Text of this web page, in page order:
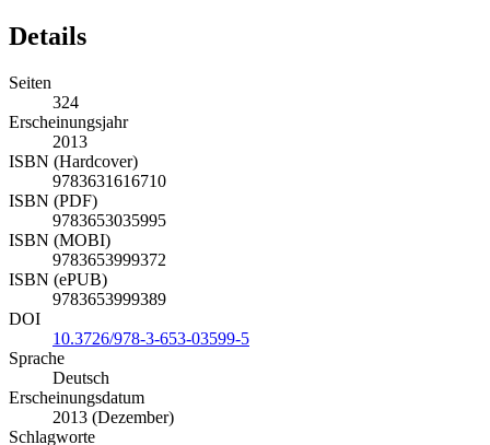
Details
Seiten
324
Erscheinungsjahr
2013
ISBN (Hardcover)
9783631616710
ISBN (PDF)
9783653035995
ISBN (MOBI)
9783653999372
ISBN (ePUB)
9783653999389
DOI
10.3726/978-3-653-03599-5
Sprache
Deutsch
Erscheinungsdatum
2013 (Dezember)
Schlagworte